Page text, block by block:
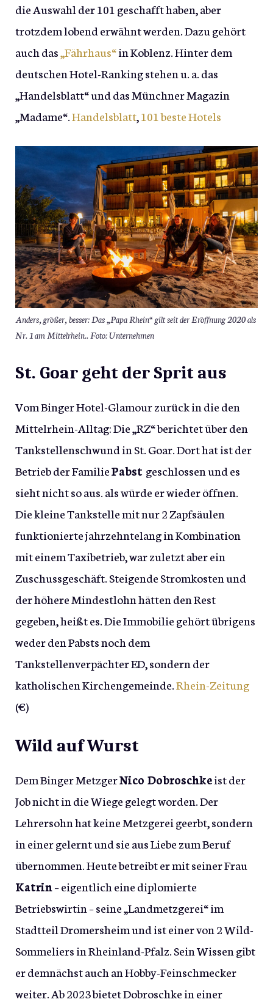
die Auswahl der 101 geschafft haben, aber
trotzdem lobend erwähnt werden. Dazu gehört
auch das„Fährhaus“in Koblenz. Hinter dem
deutschen Hotel-Ranking stehen u. a. das
„Handelsblatt“ und das Münchner Magazin
„Madame“.Handelsblatt,101 beste Hotels
Anders, größer, besser: Das „Papa Rhein“ gilt seit der Eröffnung 2020 als
Nr. 1 am Mittelrhein.. Foto: Unternehmen
St. Goar geht der Sprit aus
Vom Binger Hotel-Glamour zurück in die den
Mittelrhein-Alltag: Die „RZ“ berichtet über den
Tankstellenschwund in St. Goar. Dort hat ist der
Betrieb der FamiliePabst geschlossen und es
sieht nicht so aus. als würde er wieder öffnen.
Die kleine Tankstelle mit nur 2 Zapfsäulen
funktionierte jahrzehntelang in Kombination
mit einem Taxibetrieb, war zuletzt aber ein
Zuschussgeschäft. Steigende Stromkosten und
der höhere Mindestlohn hätten den Rest
gegeben, heißt es. Die Immobilie gehört übrigens
weder den Pabsts noch dem
Tankstellenverpächter ED, sondern der
katholischen Kirchengemeinde.Rhein-Zeitung
(€)
Wild auf Wurst
Dem Binger MetzgerNico Dobroschkeist der
Job nicht in die Wiege gelegt worden. Der
Lehrersohn hat keine Metzgerei geerbt, sondern
in einer gelernt und sie aus Liebe zum Beruf
übernommen. Heute betreibt er mit seiner Frau
Katrin– eigentlich eine diplomierte
Betriebswirtin – seine „Landmetzgerei“ im
Stadtteil Dromersheim und ist einer von 2 Wild-
Sommeliers in Rheinland-Pfalz. Sein Wissen gibt
er demnächst auch an Hobby-Feinschmecker
weiter. Ab 2023 bietet Dobroschke in einer